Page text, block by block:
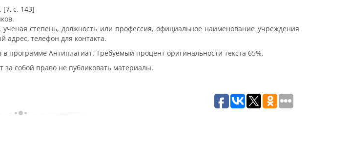
[7, с. 143]
степень, должность или профессия, официальное наименование учреждения
адрес, телефон для контакта.
программе Антиплагиат. Требуемый процент оригинальности текста 65%.
собой право не публиковать материалы.